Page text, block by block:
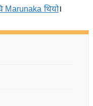
Marunaka थियो।